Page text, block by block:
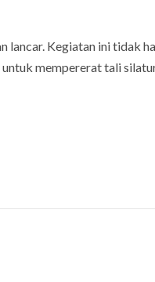
lancar. Kegiatan ini tidak
mempererat tali